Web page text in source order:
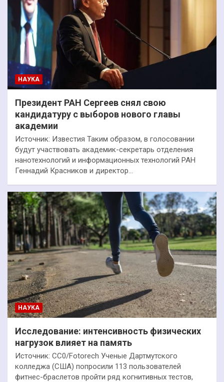
НАУКА
Президент РАН Сергеев снял свою
кандидатуру с выборов нового главы
академии
Источник: Известия Таким образом, в голосовании
будут участвовать академик-секретарь отделения
нанотехнологий и информационных технологий РАН
Геннадий Красников и директор…
НАУКА
Исследование: интенсивность физических
нагрузок влияет на память
Источник: CC0/Fotorech Ученые Дартмутского
колледжа (США) попросили 113 пользователей
фитнес-браслетов пройти ряд когнитивных тестов,